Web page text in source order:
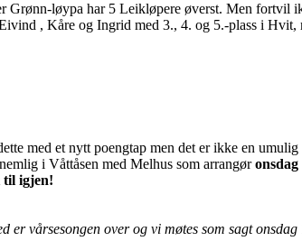
Grønn-løypa har 5 Leikløpere øverst. Men fortvil
, Kåre og Ingrid med 3., 4. og 5.-plass i
med et nytt poengtap men det er ikke en
i Våttåsen med Melhus som arrangøronsdag
til igjen!
er vårsesongen over og vi møtes som sagt onsdag